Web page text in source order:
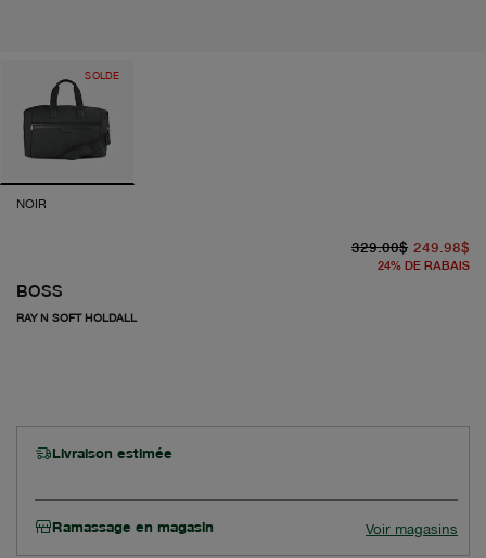
SOLDE
NOIR
BOSS
RAY N SOFT HOLDALL
329.00$ 249.98$
24% DE RABAIS
Livraison estimée
Ramassage en magasin Voir magasins